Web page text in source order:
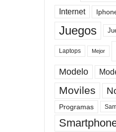
Internet
Juegos
Laptops Mejor
Modelo
Moviles
Programas